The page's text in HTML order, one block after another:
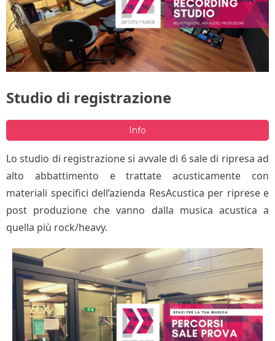
Studio di registrazione
Info
Lo studio di registrazione si avvale di 6 sale di ripresa ad
alto abbattimento e trattate acusticamente con
materiali specifici dell’azienda ResAcustica per riprese e
post produzione che vanno dalla musica acustica a
quella più rock/heavy.